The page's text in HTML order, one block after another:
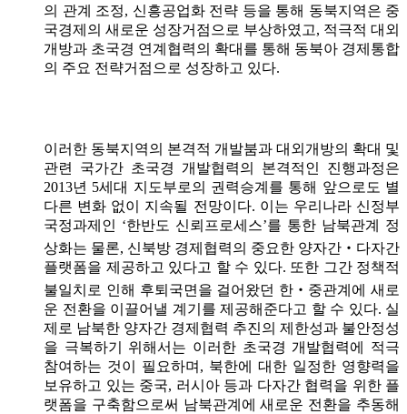
의 관계 조정, 신흥공업화 전략 등을 통해 동북지역은 중
국경제의 새로운 성장거점으로 부상하였고, 적극적 대외
개방과 초국경 연계협력의 확대를 통해 동북아 경제통합
의 주요 전략거점으로 성장하고 있다.
이러한 동북지역의 본격적 개발붐과 대외개방의 확대 및
관련 국가간 초국경 개발협력의 본격적인 진행과정은
2013년 5세대 지도부로의 권력승계를 통해 앞으로도 별
다른 변화 없이 지속될 전망이다. 이는 우리나라 신정부
국정과제인 ‘한반도 신뢰프로세스’를 통한 남북관계 정
상화는 물론, 신북방 경제협력의 중요한 양자간‧다자간
플랫폼을 제공하고 있다고 할 수 있다. 또한 그간 정책적
불일치로 인해 후퇴국면을 걸어왔던 한‧중관계에 새로
운 전환을 이끌어낼 계기를 제공해준다고 할 수 있다. 실
제로 남북한 양자간 경제협력 추진의 제한성과 불안정성
을 극복하기 위해서는 이러한 초국경 개발협력에 적극
참여하는 것이 필요하며, 북한에 대한 일정한 영향력을
보유하고 있는 중국, 러시아 등과 다자간 협력을 위한 플
랫폼을 구축함으로써 남북관계에 새로운 전환을 추동해